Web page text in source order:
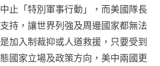
止「特別軍事行動」，而美國隊長
持，讓世界列強及周邊國家都無法
加入制裁抑或人道救援，只要受到
國家立場及政策方向，美中兩國更